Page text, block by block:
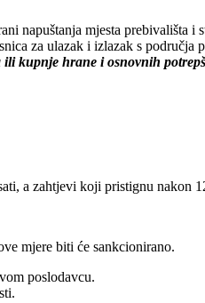
napuštanja mjesta prebivališta
za ulazak i izlazak s
kupnje hrane i osnovnih
a zahtjevi koji pristignu nakon
mjere biti će sankcionirano.
poslodavcu.